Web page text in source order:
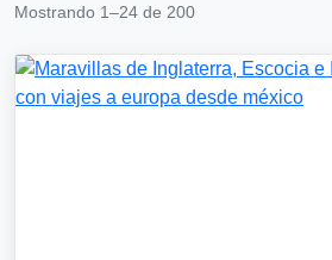
Mostrando 1–24 de 200